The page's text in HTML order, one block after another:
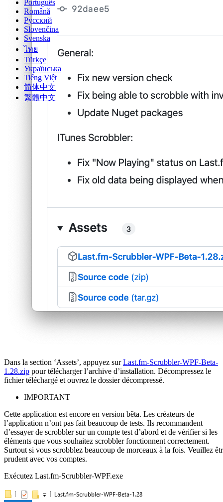
Português
Română
Русский
Slovenčina
Svenska
ไทย
Türkçe
Українська
Tiếng Việt
简体中文
繁體中文
Dans la section ‘Assets’, appuyez surLast.fm-Scrubbler-WPF-Beta-
1.28.zip pour télécharger l’archive d’installation. Décompressez le
fichier téléchargé et ouvrez le dossier décompressé.
IMPORTANT
Cette application est encore en version bêta. Les créateurs de
l’application n’ont pas fait beaucoup de tests. Ils recommandent
d’essayer de scrobbler sur un compte test d’abord et de vérifier si les
éléments que vous souhaitez scrobbler fonctionnent correctement.
Surtout si vous scrobblez beaucoup de morceaux à la fois. Veuillez
prudent avec vos comptes.
Exécutez Last.fm-Scrubbler-WPF.exe